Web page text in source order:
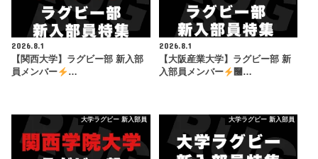
2026.8.1
【関西大学】ラグビー部 新入部
員メンバー
…
2026.8.1
【大阪産業大学】ラグビー部 新
入部員メンバー
࿠…
大学ラグビー 新入部員 大学ラグビー 新入部員